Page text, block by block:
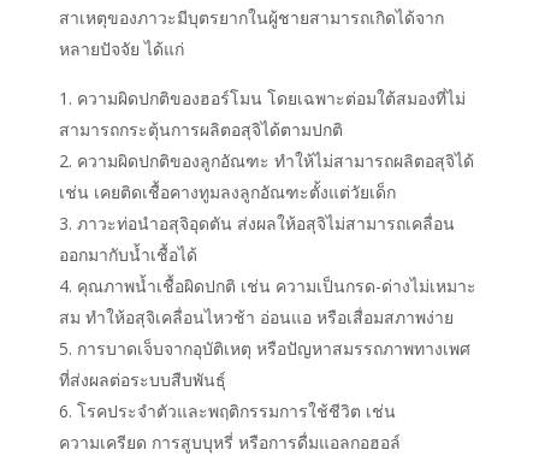
สาเหตุของภาวะมีบุตรยากในผู้ชายสามารถเกิดได้จาก
หลายปัจจัย ได้แก่
ความผิดปกติของฮอร์โมน โดยเฉพาะต่อมใต้สมองที่ไม่
สามารถกระตุ้นการผลิตอสุจิได้ตามปกติ
ความผิดปกติของลูกอัณฑะ ทำให้ไม่สามารถผลิตอสุจิได้
เช่น เคยติดเชื้อคางทูมลงลูกอัณฑะตั้งแต่วัยเด็ก
ภาวะท่อนำอสุจิอุดตัน ส่งผลให้อสุจิไม่สามารถเคลื่อน
ออกมากับน้ำเชื้อได้
คุณภาพน้ำเชื้อผิดปกติ เช่น ความเป็นกรด-ด่างไม่เหมาะ
สม ทำให้อสุจิเคลื่อนไหวช้า อ่อนแอ หรือเสื่อมสภาพง่าย
การบาดเจ็บจากอุบัติเหตุ หรือปัญหาสมรรถภาพทางเพศ
ที่ส่งผลต่อระบบสืบพันธุ์
โรคประจำตัวและพฤติกรรมการใช้ชีวิต เช่น
ความเครียด การสูบบุหรี่ หรือการดื่มแอลกอฮอล์